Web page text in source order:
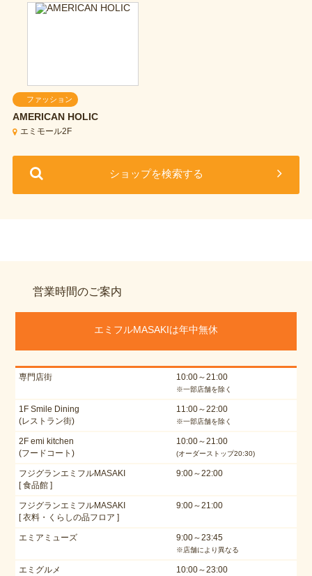
ファッション
AMERICAN HOLIC
エミモール2F
ショップを検索する
営業時間のご案内
エミフルMASAKIは年中無休
専門店街 10:00～21:00
※一部店舗を除く
1F Smile Dining
(レストラン街)
11:00～22:00
※一部店舗を除く
2F emi kitchen
(フードコート)
10:00～21:00
(オーダーストップ20:30)
フジグランエミフルMASAKI
[ 食品館 ]
9:00～22:00
フジグランエミフルMASAKI
[ 衣料・くらしの品フロア ]
9:00～21:00
エミアミューズ 9:00～23:45
※店舗により異なる
エミグルメ 10:00～23:00